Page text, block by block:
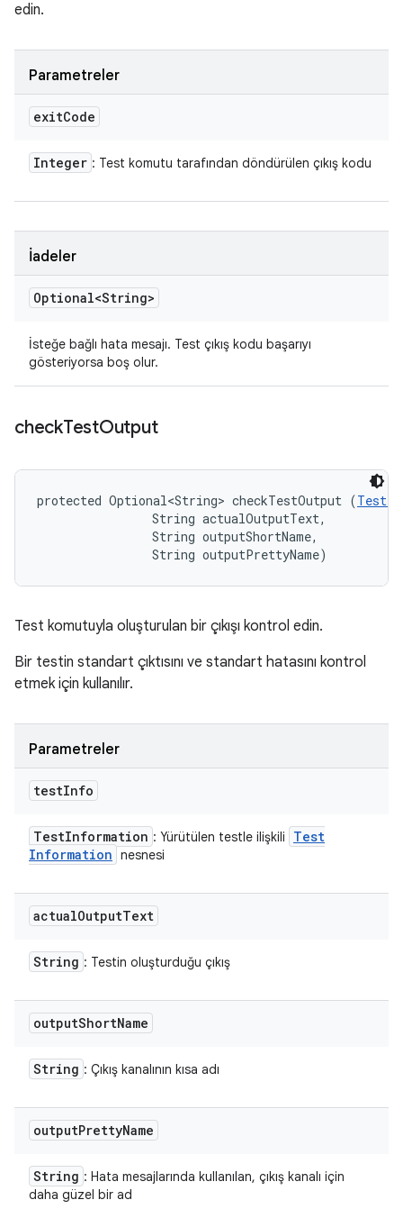
edin.
Parametreler
exitCode
Integer : Test komutu tarafından döndürülen çıkış kodu
İadeler
Optional<String>
İsteğe bağlı hata mesajı. Test çıkış kodu başarıyı
gösteriyorsa boş olur.
checkTestOutput
protected Optional<String> checkTestOutput (
                String actualOutputText,
                String outputShortName,
                String outputPrettyName)
Test komutuyla oluşturulan bir çıkışı kontrol edin.
Bir testin standart çıktısını ve standart hatasını kontrol
etmek için kullanılır.
Parametreler
testInfo
TestInformation : Yürütülen testle ilişkili
Test
Information nesnesi
actualOutputText
String : Testin oluşturduğu çıkış
outputShortName
String : Çıkış kanalının kısa adı
outputPrettyName
String : Hata mesajlarında kullanılan, çıkış kanalı için
daha güzel bir ad